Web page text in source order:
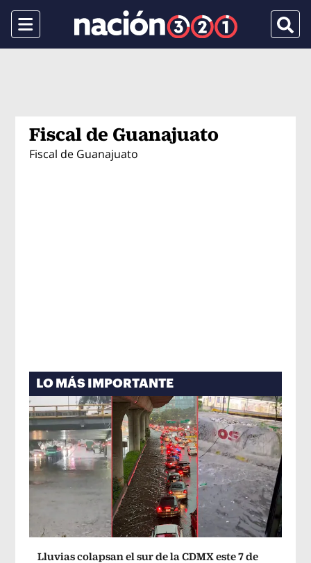
Menu
Fiscal de Guanajuato
Fiscal de Guanajuato
LO MÁS IMPORTANTE
Lluvias colapsan el sur de la CDMX este 7 de